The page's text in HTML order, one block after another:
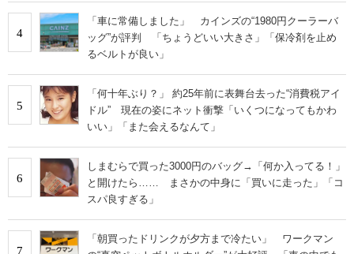
4
「車に常備しました」 カインズの“1980円クーラーバ
ッグ”が評判 「ちょうどいい大きさ」「保冷剤を止め
るベルトが良い」
5
「何十年ぶり？」 約25年前に表舞台去った“消費税アイ
ドル” 現在の姿にネット衝撃「いくつになってもかわ
いい」「また会えるなんて」
6
しまむらで買った3000円のバッグ→「何か入ってる！」
と開けたら…… まさかの中身に「買いに走った」「コ
スパ良すぎる」
7
「朝買ったドリンクが夕方まで冷たい」 ワークマン